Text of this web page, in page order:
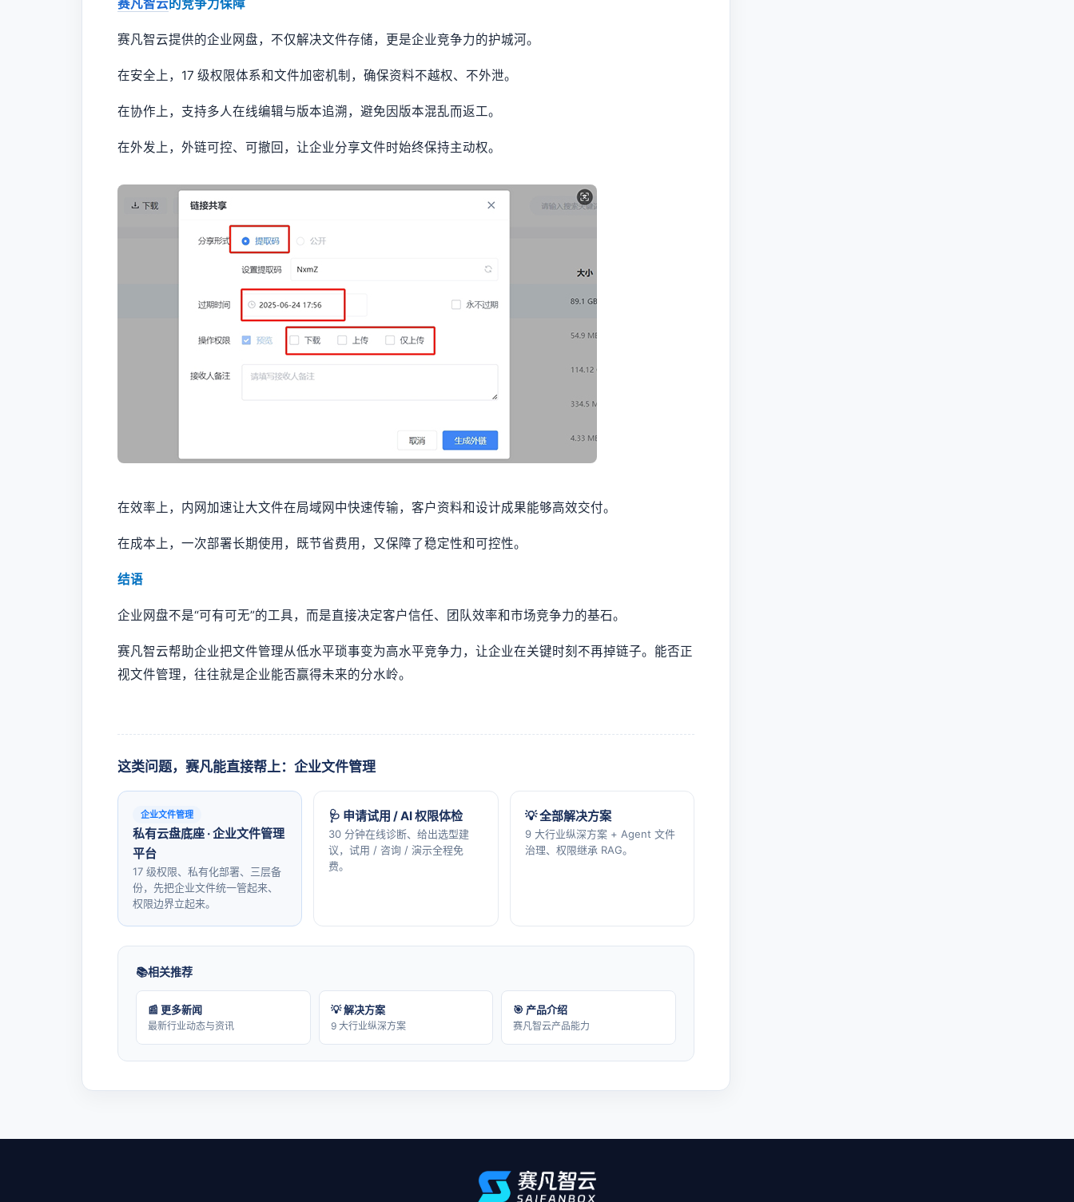
赛凡智云的竞争力保障
赛凡智云提供的企业网盘，不仅解决文件存储，更是企业竞争力的护城河。
在安全上，17 级权限体系和文件加密机制，确保资料不越权、不外泄。
在协作上，支持多人在线编辑与版本追溯，避免因版本混乱而返工。
在外发上，外链可控、可撤回，让企业分享文件时始终保持主动权。
在效率上，内网加速让大文件在局域网中快速传输，客户资料和设计成果能够高效交付。
在成本上，一次部署长期使用，既节省费用，又保障了稳定性和可控性。
结语
企业网盘不是“可有可无”的工具，而是直接决定客户信任、团队效率和市场竞争力的基石。
赛凡智云帮助企业把文件管理从低水平琐事变为高水平竞争力，让企业在关键时刻不再掉链子。能否正
视文件管理，往往就是企业能否赢得未来的分水岭。
这类问题，赛凡能直接帮上：企业文件管理
企业文件管理
私有云盘底座 · 企业文件管理
平台
17 级权限、私有化部署、三层备
份，先把企业文件统一管起来、
权限边界立起来。
🩺 申请试用 / AI 权限体检
30 分钟在线诊断、给出选型建
议，试用 / 咨询 / 演示全程免
费。
💡 全部解决方案
9 大行业纵深方案 + Agent 文件
治理、权限继承 RAG。
相关推荐
📰 更多新闻
最新行业动态与资讯
💡 解决方案
9 大行业纵深方案
🎯 产品介绍
赛凡智云产品能力